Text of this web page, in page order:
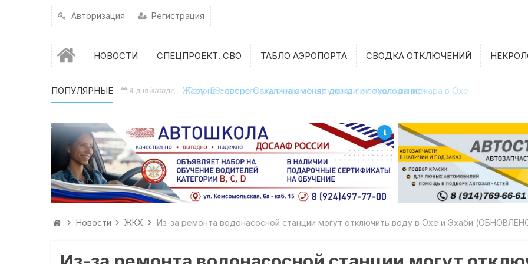
Авторизация Регистрация
НОВОСТИ СПЕЦПРОЕКТ. СВО ТАБЛО АЭРОПОРТА СВОДКА ОТКЛЮЧЕНИЙ
ПОПУЛЯРНЫЕ 4 дня назад Жару на севере Сахалина сменят дожди и похолодание
Новости ЖКХ Из-за ремонта водонасосной станции могут отключить воду в Охе и Эхаби